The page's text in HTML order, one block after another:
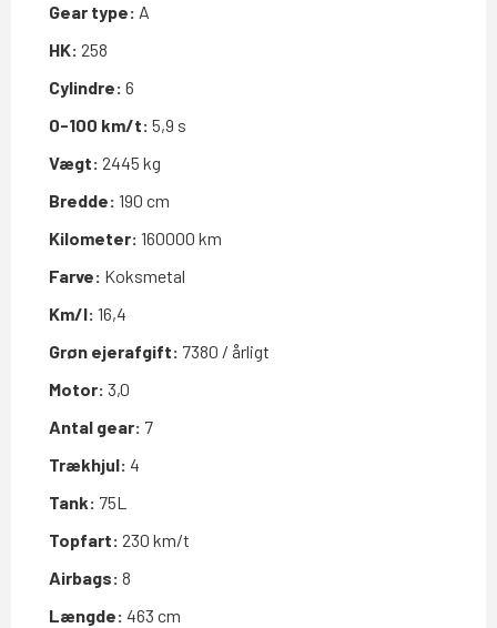
Gear type: A
HK: 258
Cylindre: 6
0-100 km/t: 5,9 s
Vægt: 2445 kg
Bredde: 190 cm
Kilometer: 160000 km
Farve: Koksmetal
Km/l: 16,4
Grøn ejerafgift: 7380 / årligt
Motor: 3,0
Antal gear: 7
Trækhjul: 4
Tank: 75L
Topfart: 230 km/t
Airbags: 8
Længde: 463 cm